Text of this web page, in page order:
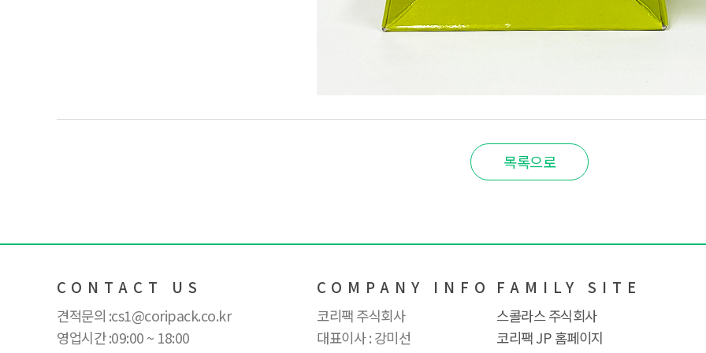
목록으로
CONTACT US
견적문의 :cs1@coripack.co.kr
영업시간 :09:00 ~ 18:00
COMPANY INFO
코리팩 주식회사
대표이사 : 강미선
FAMILY SITE
스콜라스 주식회사
코리팩 JP 홈페이지